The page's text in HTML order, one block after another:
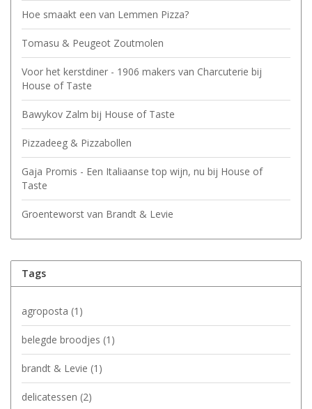
Hoe smaakt een van Lemmen Pizza?
Tomasu & Peugeot Zoutmolen
Voor het kerstdiner - 1906 makers van Charcuterie bij
House of Taste
Bawykov Zalm bij House of Taste
Pizzadeeg & Pizzabollen
Gaja Promis - Een Italiaanse top wijn, nu bij House of
Taste
Groenteworst van Brandt & Levie
Tags
agroposta (1)
belegde broodjes (1)
brandt & Levie (1)
delicatessen (2)